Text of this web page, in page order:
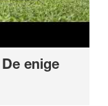
enige